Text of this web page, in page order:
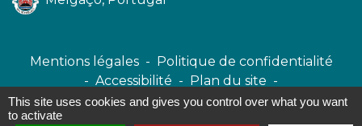
Mentions légales - Politique de confidentialité
- Accessibilité - Plan du site -
Gestion des cookies
This site uses cookies and gives you control over what you want
to activate